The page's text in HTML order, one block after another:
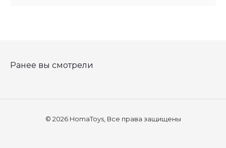
Ранее вы смотрели
© 2026 HomaToys, Все права защищены